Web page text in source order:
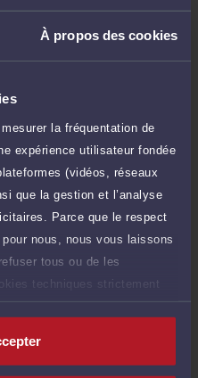
À propos des cookies
la fréquentation de
expérience utilisateur fondée
(vidéos, réseaux
que la gestion et l’analyse
Parce que le respect
nous, nous vous laissons
tous ou de les
techniques strictement
site.
Demander un rappel
40 €
Poser une question
+ possibilité
150 €
Consulter par écrit